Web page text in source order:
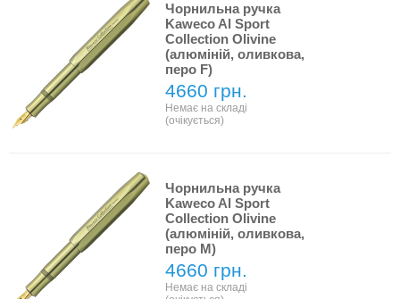
Чорнильна ручка
Kaweco Al Sport
Collection Olivine
(алюміній, оливкова,
перо F)
4660 грн.
Немає на складі
(очікується)
Чорнильна ручка
Kaweco Al Sport
Collection Olivine
(алюміній, оливкова,
перо M)
4660 грн.
Немає на складі